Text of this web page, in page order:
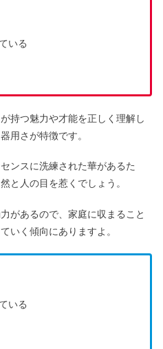
いる
持つ魅力や才能を正しく理解し
用さが特徴です。
ンスに洗練された華があるた
と人の目を惹くでしょう。
があるので、家庭に収まること
いく傾向にありますよ。
いる